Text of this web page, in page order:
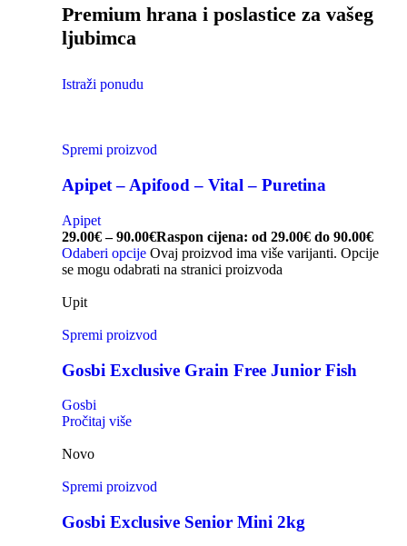
Premium hrana i poslastice za vašeg
ljubimca
Istraži ponudu
Spremi proizvod
Apipet – Apifood – Vital – Puretina
Apipet
29.00€ – 90.00€Raspon cijena: od 29.00€ do 90.00€
Odaberi opcije Ovaj proizvod ima više varijanti. Opcije
se mogu odabrati na stranici proizvoda
Upit
Spremi proizvod
Gosbi Exclusive Grain Free Junior Fish
Gosbi
Pročitaj više
Novo
Spremi proizvod
Gosbi Exclusive Senior Mini 2kg